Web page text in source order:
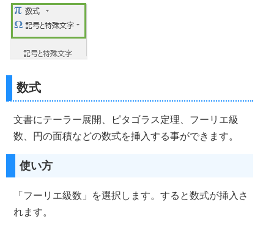
数式
文書にテーラー展開、ピタゴラス定理、フーリエ級
数、円の面積などの数式を挿入する事ができます。
使い方
「フーリエ級数」を選択します。すると数式が挿入さ
れます。